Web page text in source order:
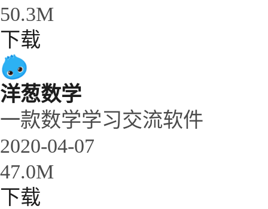
50.3M
下载
洋葱数学
一款数学学习交流软件
2020-04-07
47.0M
下载